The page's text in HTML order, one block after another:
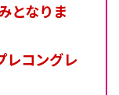
となりま
レコングレ